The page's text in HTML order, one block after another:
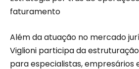
faturamento
Além da atuação no mercado
Viglioni participa da
para especialistas, empresários